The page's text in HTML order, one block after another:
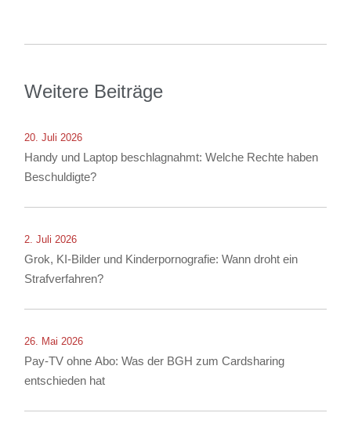
Weitere Beiträge
20. Juli 2026
Handy und Laptop beschlagnahmt: Welche Rechte haben
Beschuldigte?
2. Juli 2026
Grok, KI-Bilder und Kinderpornografie: Wann droht ein
Strafverfahren?
26. Mai 2026
Pay-TV ohne Abo: Was der BGH zum Cardsharing
entschieden hat